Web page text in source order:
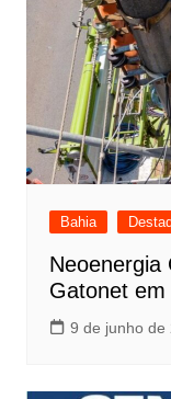
Bahia
Neoenergia
Gatonet
9 de junho de